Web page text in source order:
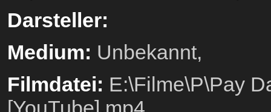
Darsteller:
Medium: Unbekannt,
Filmdatei: E:\Filme\P\Pay